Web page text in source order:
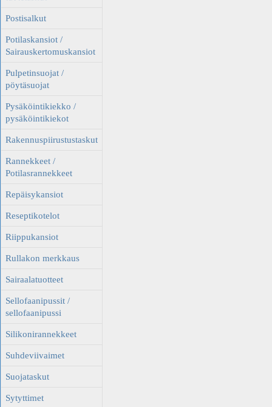
Postisalkut
Potilaskansiot /
Sairauskertomuskansiot
Pulpetinsuojat /
pöytäsuojat
Pysäköintikiekko /
pysäköintikiekot
Rakennuspiirustustaskut
Rannekkeet /
Potilasrannekkeet
Repäisykansiot
Reseptikotelot
Riippukansiot
Rullakon merkkaus
Sairaalatuotteet
Sellofaanipussit /
sellofaanipussi
Silikonirannekkeet
Suhdeviivaimet
Suojataskut
Sytyttimet